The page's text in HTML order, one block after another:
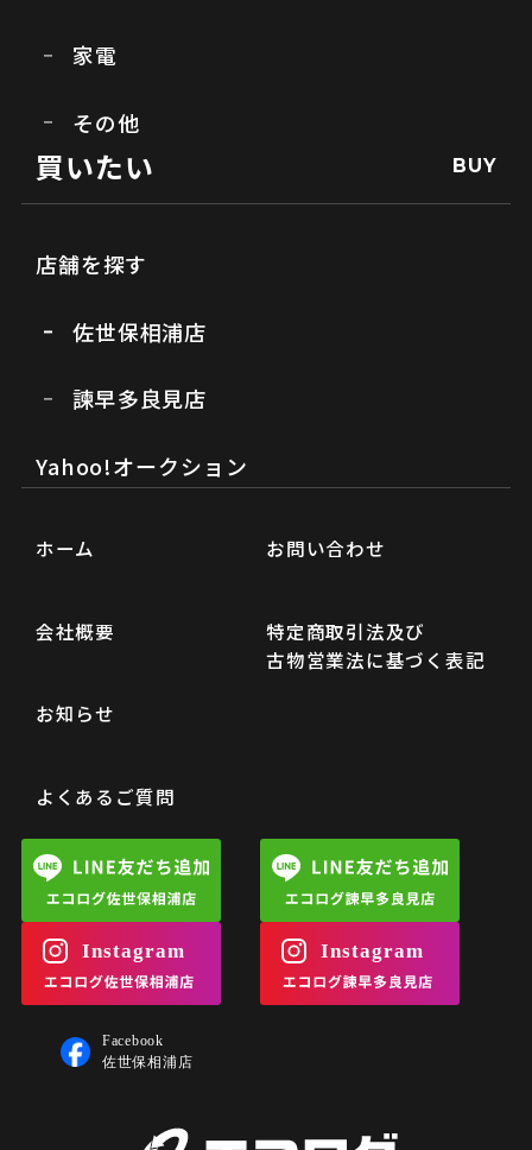
家電
その他
買いたい BUY
店舗を探す
佐世保相浦店
諫早多良見店
Yahoo!オークション
ホーム
会社概要
お知らせ
よくあるご質問
お問い合わせ
特定商取引法及び
古物営業法に基づく表記